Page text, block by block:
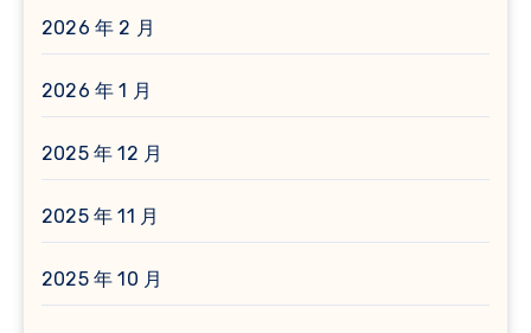
2026 年 2 月
2026 年 1 月
2025 年 12 月
2025 年 11 月
2025 年 10 月